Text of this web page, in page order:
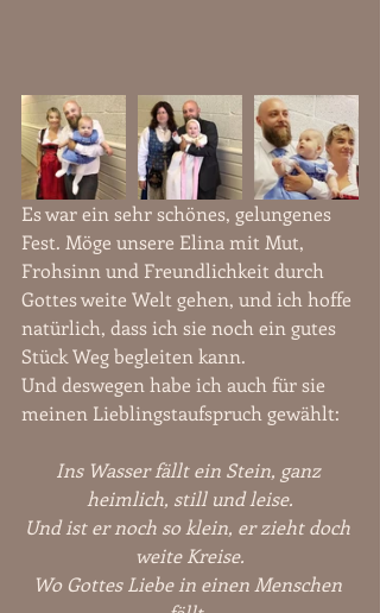
Es war ein sehr schönes, gelungenes
Fest. Möge unsere Elina mit Mut,
Frohsinn und Freundlichkeit durch
Gottes weite Welt gehen, und ich hoffe
natürlich, dass ich sie noch ein gutes
Stück Weg begleiten kann.
Und deswegen habe ich auch für sie
meinen Lieblingstaufspruch gewählt:
Ins Wasser fällt ein Stein, ganz
heimlich, still und leise.
Und ist er noch so klein, er zieht doch
weite Kreise.
Wo Gottes Liebe in einen Menschen